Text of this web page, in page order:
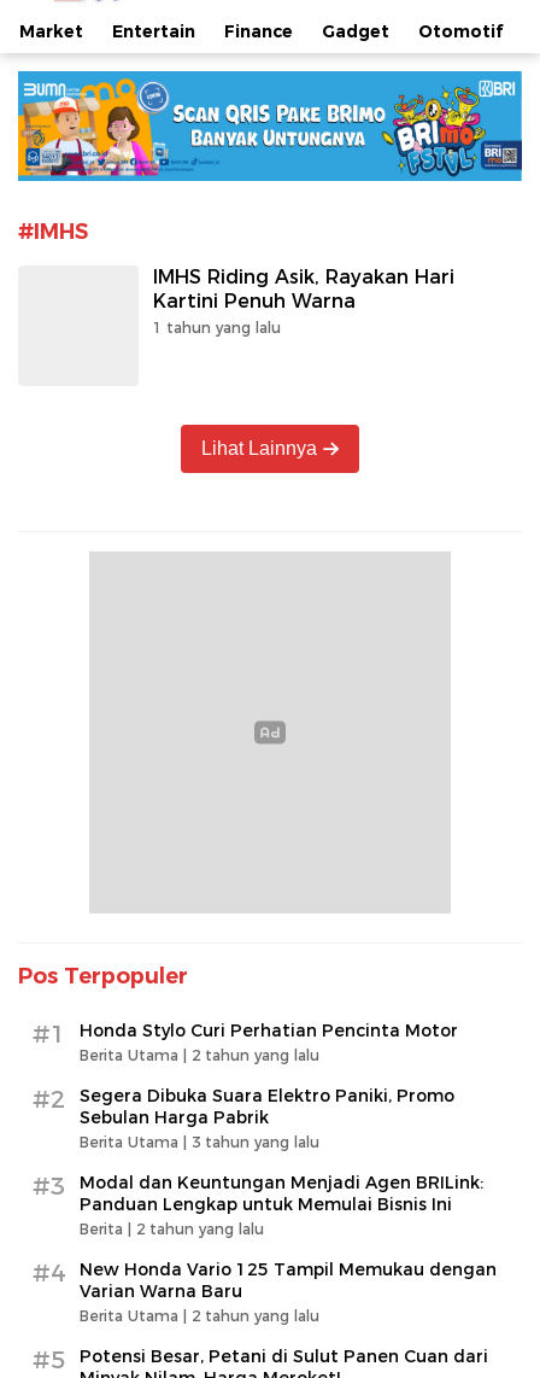
Market Entertain Finance Gadget Otomotif
#IMHS
IMHS Riding Asik, Rayakan Hari
Kartini Penuh Warna
1 tahun yang lalu
Lihat Lainnya
Pos Terpopuler
#1 Honda Stylo Curi Perhatian Pencinta Motor
Berita Utama | 2 tahun yang lalu
#2
Segera Dibuka Suara Elektro Paniki, Promo
Sebulan Harga Pabrik
Berita Utama | 3 tahun yang lalu
#3
Modal dan Keuntungan Menjadi Agen BRILink:
Panduan Lengkap untuk Memulai Bisnis Ini
Berita | 2 tahun yang lalu
#4
New Honda Vario 125 Tampil Memukau dengan
Varian Warna Baru
Berita Utama | 2 tahun yang lalu
#5
Potensi Besar, Petani di Sulut Panen Cuan dari